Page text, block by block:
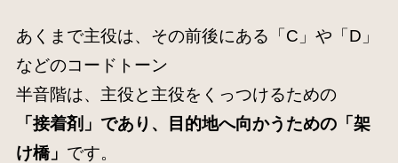
あくまで主役は、その前後にある「C」や「D」
などのコードトーン
半音階は、主役と主役をくっつけるための
「接着剤」であり、目的地へ向かうための「架
け橋」 です。